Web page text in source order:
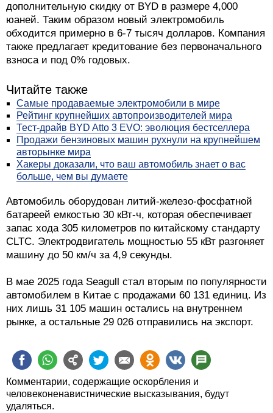
дополнительную скидку от BYD в размере 4,000
юаней. Таким образом новый электромобиль
обходится примерно в 6-7 тысяч долларов. Компания
также предлагает кредитование без первоначального
взноса и под 0% годовых.
Читайте также
Самые продаваемые электромобили в мире
Рейтинг крупнейших автопроизводителей мира
Тест-драйв BYD Atto 3 EVO: эволюция бестселлера
Продажи бензиновых машин рухнули на крупнейшем
авторынке мира
Хакеры доказали, что ваш автомобиль знает о вас
больше, чем вы думаете
Автомобиль оборудован литий-железо-фосфатной
батареей емкостью 30 кВт-ч, которая обеспечивает
запас хода 305 километров по китайскому стандарту
CLTC. Электродвигатель мощностью 55 кВт разгоняет
машину до 50 км/ч за 4,9 секунды.
В мае 2025 года Seagull стал вторым по популярности
автомобилем в Китае с продажами 60 131 единиц. Из
них лишь 31 105 машин остались на внутреннем
рынке, а остальные 29 026 отправились на экспорт.
Комментарии, содержащие оскорбления и
человеконенавистнические высказывания, будут
удаляться.